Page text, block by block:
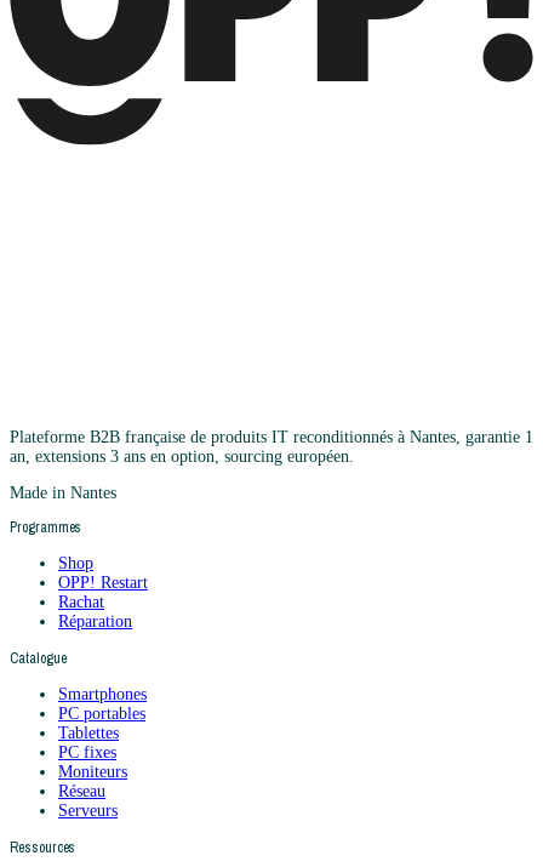
Plateforme B2B française de produits IT reconditionnés à Nantes, garantie 1
an, extensions 3 ans en option, sourcing européen.
Made in Nantes
Programmes
Shop
OPP! Restart
Rachat
Réparation
Catalogue
Smartphones
PC portables
Tablettes
PC fixes
Moniteurs
Réseau
Serveurs
Ressources